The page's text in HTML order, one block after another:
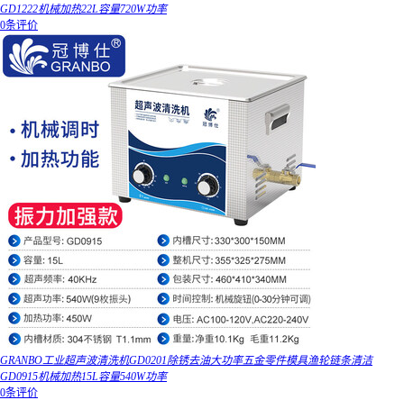
GD1222机械加热22L容量720W功率
0条评价
GRANBO工业超声波清洗机GD0201除锈去油大功率五金零件模具渔轮链条清洁
GD0915机械加热15L容量540W功率
0条评价